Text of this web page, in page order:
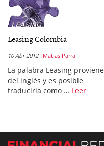
Leasing Colombia
10 Abr 2012 Matias Parra
La palabra Leasing proviene
del inglés y es posible
traducirla como … Leer